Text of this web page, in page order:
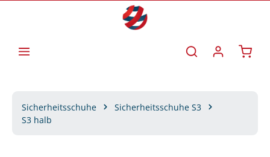
Sicherheitsschuhe
Sicherheitsschuhe S3
S3 halb